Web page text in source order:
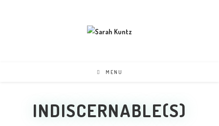
MENU
INDISCERNABLE(S)